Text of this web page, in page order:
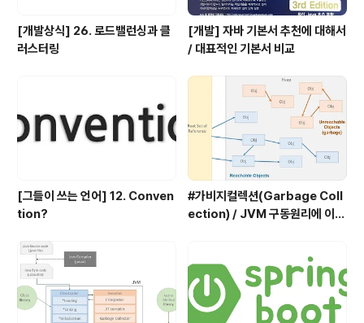
[개발상식] 26. 로드밸런싱과 클
러스터링
[개발] 자바 기본서 추천에 대해서
/ 대표적인 기본서 비교
[그들이 쓰는 언어] 12. Conven
tion?
#가비지컬렉션(Garbage Coll
ection) / JVM 구동원리에 이어